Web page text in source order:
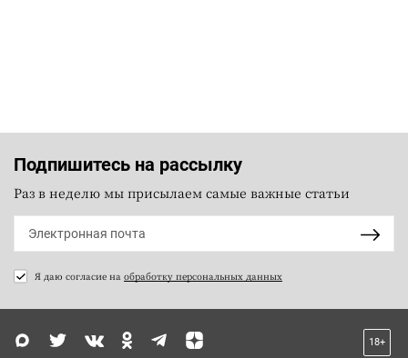
Подпишитесь на рассылку
Раз в неделю мы присылаем самые важные статьи
Я даю согласие на обработку персональных данных
18+